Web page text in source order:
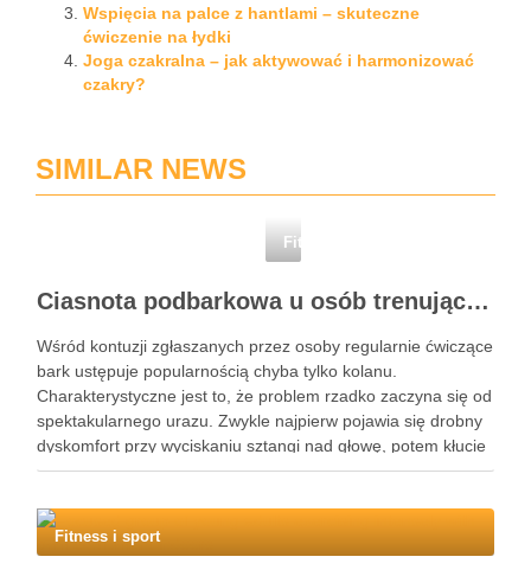
Wspięcia na palce z hantlami – skuteczne
ćwiczenie na łydki
Joga czakralna – jak aktywować i harmonizować
czakry?
SIMILAR NEWS
Fitness i sport
Ciasnota podbarkowa u osób trenujących – kiedy bark przestaje wybaczać błędy na siłowni
Wśród kontuzji zgłaszanych przez osoby regularnie ćwiczące
bark ustępuje popularnością chyba tylko kolanu.
Charakterystyczne jest to, że problem rzadko zaczyna się od
spektakularnego urazu. Zwykle najpierw pojawia się drobny
dyskomfort przy wyciskaniu sztangi nad głowę, potem kłucie
przy zakładaniu koszulki, a po kilku tygodniach ból budzi w
Fitness i sport